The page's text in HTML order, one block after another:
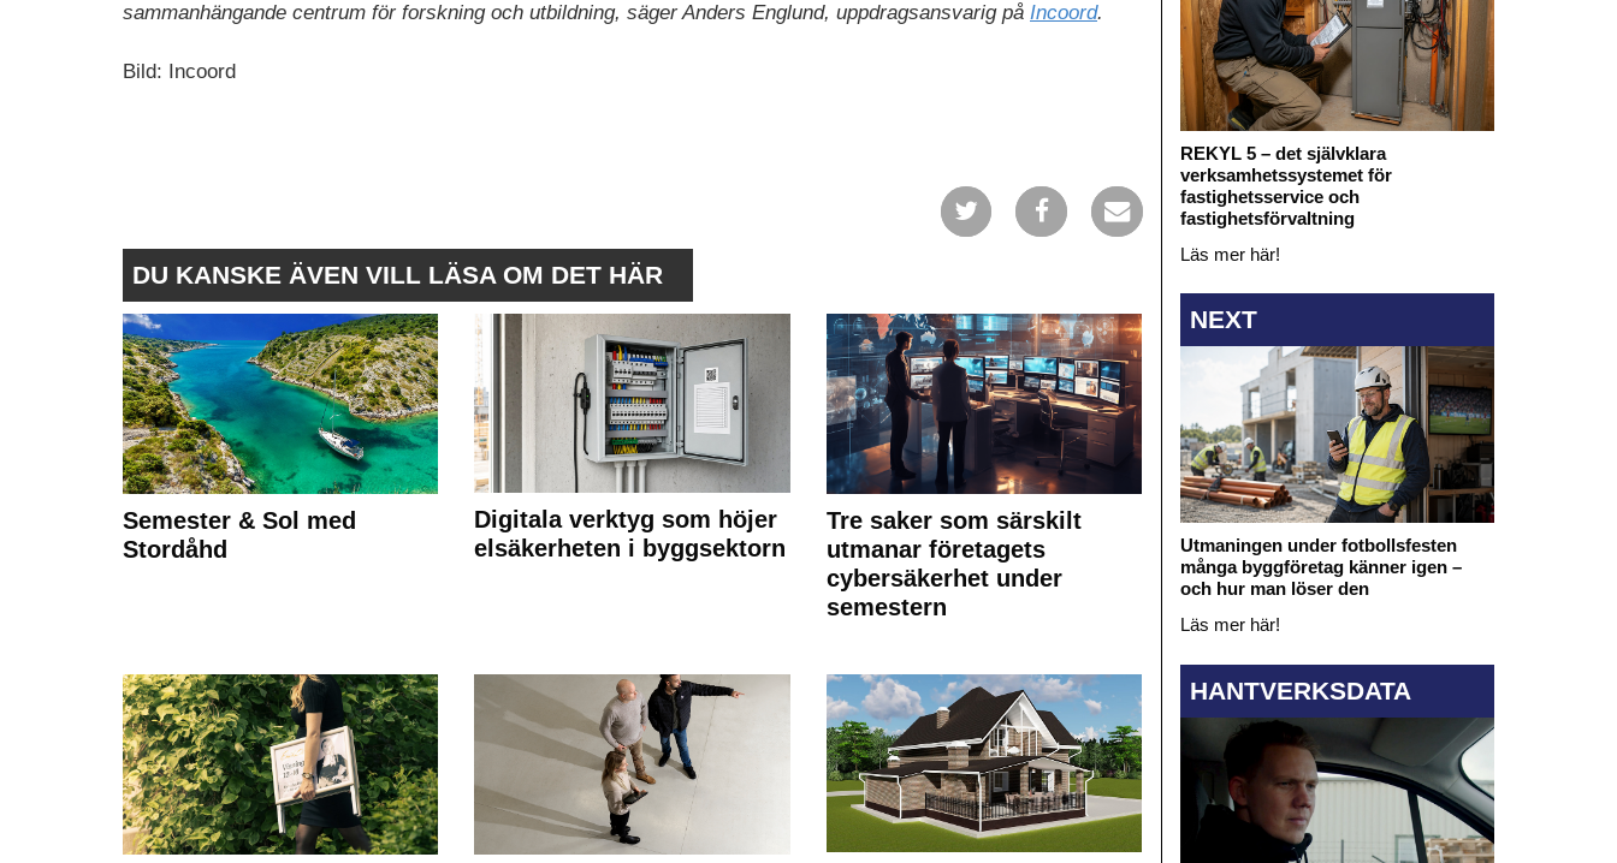
sammanhängande centrum för forskning och utbildning, säger Anders Englund, uppdragsansvarig på Incoord.
Bild: Incoord
DU KANSKE ÄVEN VILL LÄSA OM DET HÄR
Semester & Sol med
Stordåhd
Digitala verktyg som höjer
elsäkerheten i byggsektorn
Tre saker som särskilt
utmanar företagets
cybersäkerhet under
semestern
REKYL 5 – det självklara
verksamhetssystemet för
fastighetsservice och
fastighetsförvaltning
Läs mer här!
NEXT
Utmaningen under fotbollsfesten
många byggföretag känner igen –
och hur man löser den
Läs mer här!
HANTVERKSDATA